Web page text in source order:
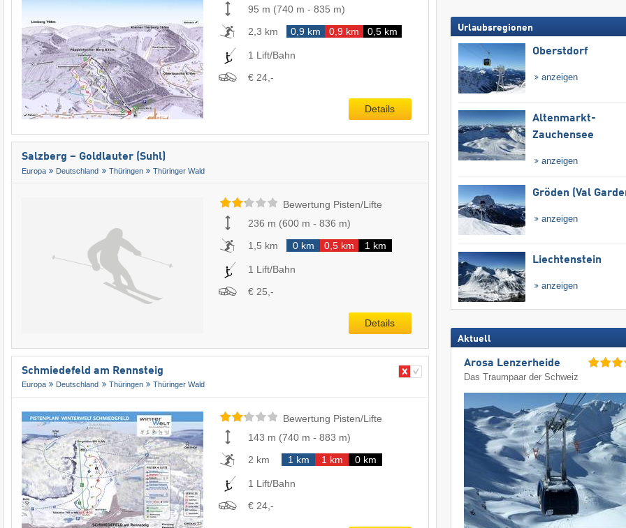
95 m (740 m - 835 m)
2,3 km
0,9 km 0,9 km 0,5 km
1 Lift/Bahn
€ 24,-
Details
Salzberg – Goldlauter (Suhl)
Europa Deutschland Thüringen Thüringer Wald
Bewertung Pisten/Lifte
236 m (600 m - 836 m)
1,5 km
0 km 0,5 km 1 km
1 Lift/Bahn
€ 25,-
Details
Schmiedefeld am Rennsteig
Europa Deutschland Thüringen Thüringer Wald
Bewertung Pisten/Lifte
143 m (740 m - 883 m)
2 km
1 km 1 km 0 km
1 Lift/Bahn
€ 24,-
Urlaubsregionen
Oberstdorf
anzeigen
Altenmarkt-
Zauchensee
anzeigen
Gröden (Val
anzeigen
Liechtenstein
anzeigen
Aktuell
Arosa Lenzerheide
Das Traumpaar der Schweiz